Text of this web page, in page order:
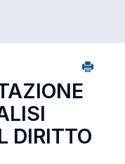
DIRITTO